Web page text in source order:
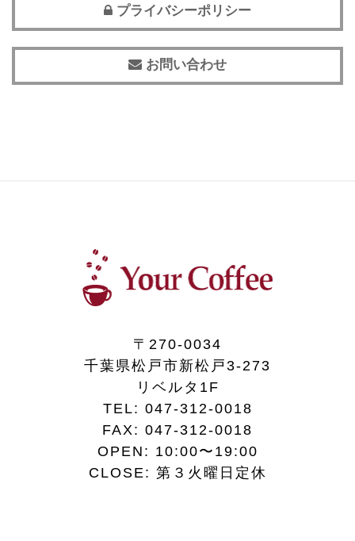
プライバシーポリシー
お問い合わせ
〒270-0034
千葉県松戸市新松戸3-273
リベルタ1F
TEL: 047-312-0018
FAX: 047-312-0018
OPEN: 10:00〜19:00
CLOSE: 第３火曜日定休